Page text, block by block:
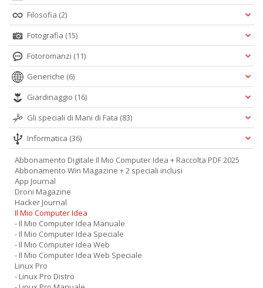
Filosofia (2)
Fotografia (15)
Fotoromanzi (11)
Generiche (6)
Giardinaggio (16)
Gli speciali di Mani di Fata (83)
Informatica (36)
Abbonamento Digitale Il Mio Computer Idea + Raccolta PDF 2025
Abbonamento Win Magazine + 2 speciali inclusi
App Journal
Droni Magazine
Hacker Journal
Il Mio Computer Idea
- Il Mio Computer Idea Manuale
- Il Mio Computer Idea Speciale
- Il Mio Computer Idea Web
- Il Mio Computer Idea Web Speciale
Linux Pro
- Linux Pro Distro